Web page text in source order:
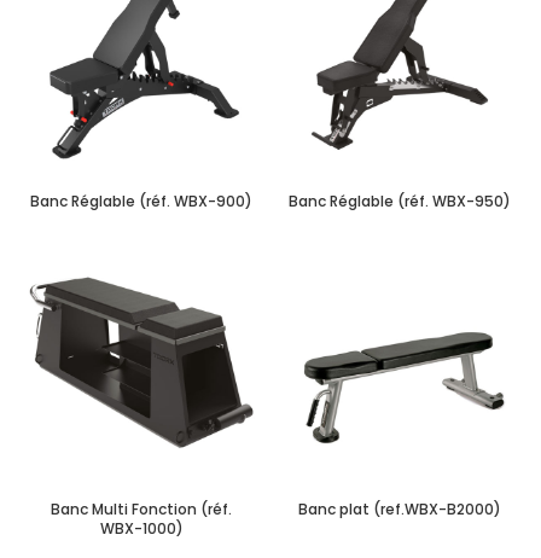
Banc Réglable (réf. WBX-900) Banc Réglable (réf. WBX-950)
Banc Multi Fonction (réf.
WBX-1000)
Banc plat (ref.WBX-B2000)